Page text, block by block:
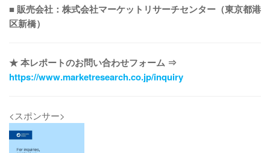
■ 販売会社：株式会社マーケットリサーチセンター（東京都港
区新橋）
★ 本レポートのお問い合わせフォーム ⇒
https://www.marketresearch.co.jp/inquiry
<スポンサー>